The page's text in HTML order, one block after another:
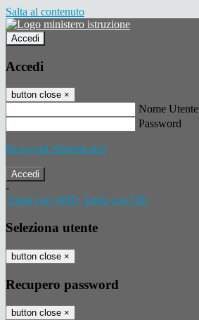
Salta al contenuto
Accedi
Accedi
button close ×
Nome Utente
Password
Password dimenticata?
-
Entra con SPID Entra con CIE
Seleziona utente
button close ×
Recupero password
button close ×